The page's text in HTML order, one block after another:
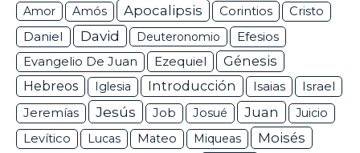
Amor Amós Apocalipsis Corintios Cristo
Daniel David Deuteronomio Efesios
Evangelio De Juan Ezequiel
Génesis
Hebreos
Iglesia Introducción Isaias Israel
Jeremías Jesús Job Josué Juan
Juicio
Levítico
Lucas Mateo Miqueas Moisés